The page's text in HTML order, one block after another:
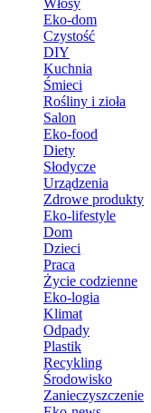
Włosy
Eko-dom
Czystość
DIY
Kuchnia
Śmieci
Rośliny i zioła
Salon
Eko-food
Diety
Słodycze
Urządzenia
Zdrowe produkty
Eko-lifestyle
Dom
Dzieci
Praca
Życie codzienne
Eko-logia
Klimat
Odpady
Plastik
Recykling
Środowisko
Zanieczyszczenie